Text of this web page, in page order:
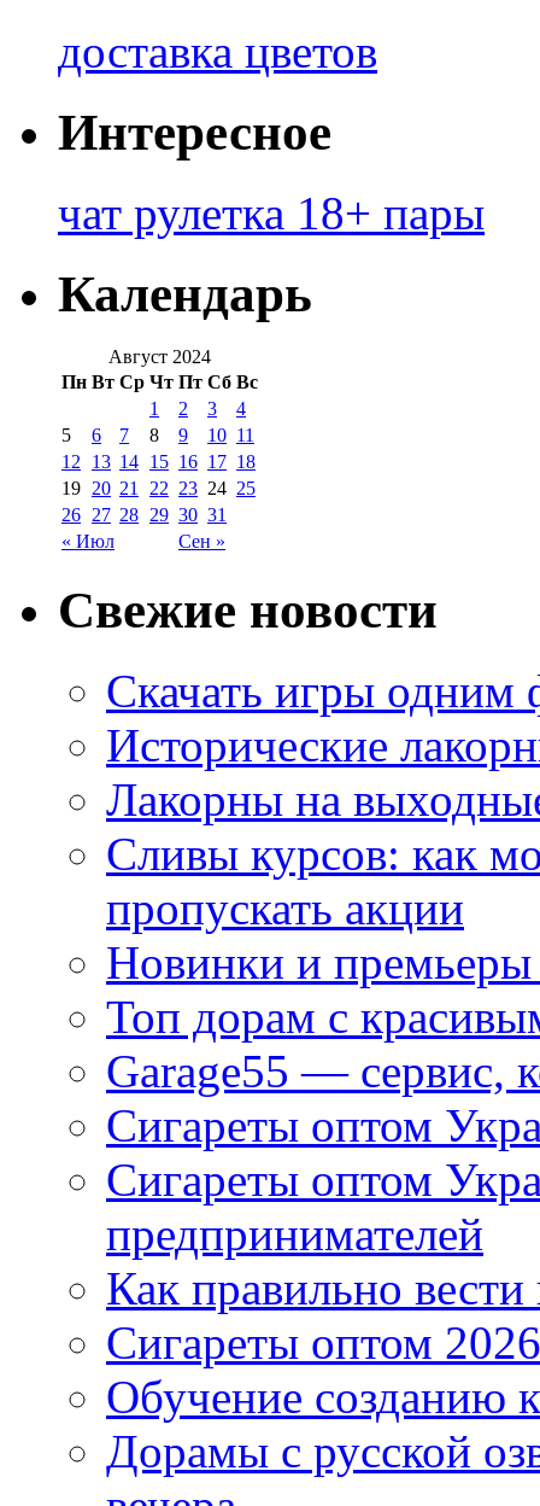
доставка цветов
Интересное
чат рулетка 18+ пары
Календарь
Август 2024
Пн Вт Ср Чт Пт Сб Вс
« Июл Сен »
1 2 3
4
5
6 7 8 9 10 11
12 13 14 15 16 17 18
19 20 21 22 23 24 25
26 27 28 29 30 31
Свежие новости
Скачать игры одним
Исторические
Лакорны на
Сливы курсов: как
пропускать акции
Новинки и
Топ дорам с
Garage55 — сервис,
Сигареты оптом
Сигареты оптом
предпринимателей
Как правильно
Сигареты оптом
Обучение созданию
Дорамы с русской